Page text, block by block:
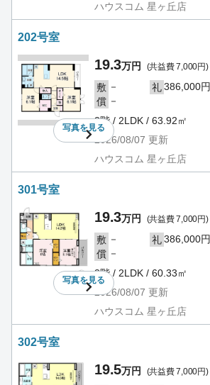
ハウスコム 星ヶ丘店
202号室
写真を見る
19.3万円 (共益費 7,000円)
敷 － 礼386,000円
償 －
2階 / 2LDK / 63.92㎡
2026/08/07 更新
ハウスコム 星ヶ丘店
301号室
写真を見る
19.3万円 (共益費 7,000円)
敷 － 礼386,000円
償 －
3階 / 2LDK / 60.33㎡
2026/08/07 更新
ハウスコム 星ヶ丘店
302号室
19.5万円 (共益費 7,000円)